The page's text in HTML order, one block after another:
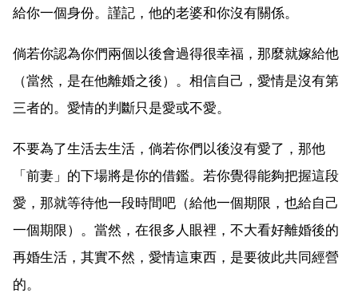
給你一個身份。謹記，他的老婆和你沒有關係。
倘若你認為你們兩個以後會過得很幸福，那麼就嫁給他
（當然，是在他離婚之後）。相信自己，愛情是沒有第
三者的。愛情的判斷只是愛或不愛。
不要為了生活去生活，倘若你們以後沒有愛了，那他
「前妻」的下場將是你的借鑑。若你覺得能夠把握這段
愛，那就等待他一段時間吧（給他一個期限，也給自己
一個期限）。當然，在很多人眼裡，不大看好離婚後的
再婚生活，其實不然，愛情這東西，是要彼此共同經營
的。